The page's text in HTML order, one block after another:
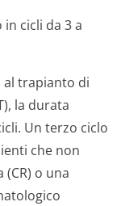
in cicli da 3 a
al trapianto di
la durata
Un terzo ciclo
che non
o una